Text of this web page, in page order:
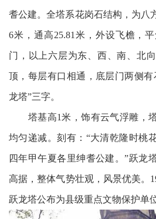
耆公建。全塔系花岗石结构，为八
6米，通高25.81米，外设飞檐，
门，以上六层为东、西、南、北
顶，每层有口相通，底层门两侧
龙塔”三字。
塔基高1米，饰有云气浮雕，塔
均匀递减。刻有：“大清乾隆时桃
四年甲午夏各里绅耆公建。”跃龙
高据，整体气势壮观，风景优美。
跃龙塔公布为县级重点文物保护单位